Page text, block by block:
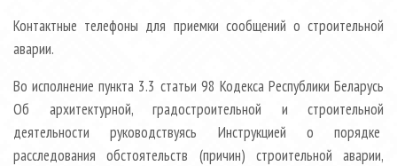
Контактные телефоны для приемки сообщений о строительной
аварии.
Во исполнение пункта 3.3 статьи 98 Кодекса Республики Беларусь
Об архитектурной, градостроительной и строительной
деятельности руководствуясь Инструкцией о порядке
расследования обстоятельств (причин) строительной аварии,